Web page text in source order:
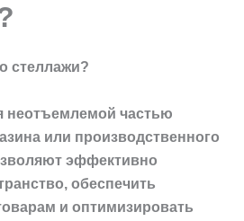
стеллажи?
неотъемлемой частью
или производственного
эффективно
обеспечить
и оптимизировать